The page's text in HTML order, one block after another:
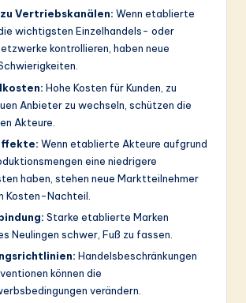
Vertriebskanälen: Wenn etablierte
wichtigsten Einzelhandels- oder
kontrollieren, haben neue
Hohe Kosten für Kunden, zu
Anbieter zu wechseln, schützen die
Akteure.
Wenn etablierte Akteure aufgrund
eine niedrigere
haben, stehen neue Marktteilnehmer
Kosten-Nachteil.
Starke etablierte Marken
Neulingen schwer, Fuß zu fassen.
Handelsbeschränkungen
können die
verändern.